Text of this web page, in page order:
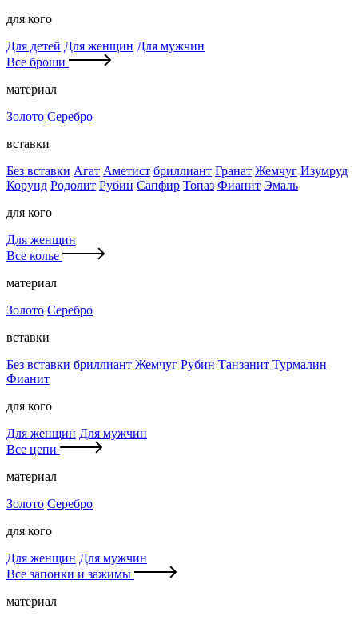
для кого
Для детей Для женщин Для мужчин
Все броши
материал
Золото Серебро
вставки
Без вставки Агат Аметист бриллиант Гранат Жемчуг Изумруд
Корунд Родолит Рубин Сапфир Топаз Фианит Эмаль
для кого
Для женщин
Все колье
материал
Золото Серебро
вставки
Без вставки бриллиант Жемчуг Рубин Танзанит Турмалин
Фианит
для кого
Для женщин Для мужчин
Все цепи
материал
Золото Серебро
для кого
Для женщин Для мужчин
Все запонки и зажимы
материал